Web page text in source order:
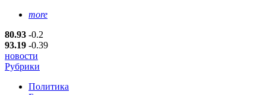
more
80.93 -0.2
93.19 -0.39
новости
Рубрики
Политика